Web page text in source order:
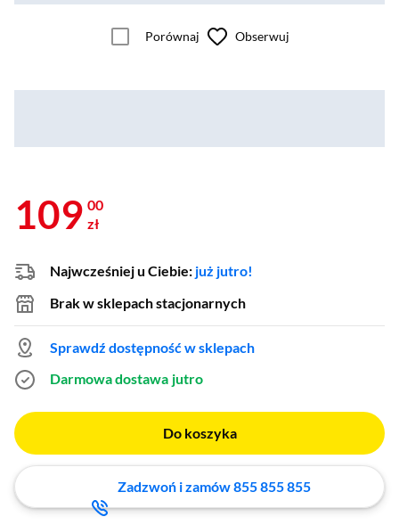
Porównaj Obserwuj
109 00
zł
Najwcześniej u Ciebie: już jutro!
Brak w sklepach stacjonarnych
Sprawdź dostępność w sklepach
Darmowa dostawa jutro
Do koszyka
Zadzwoń i zamów 855 855 855